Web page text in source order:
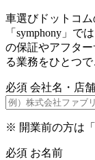
車選びドットコ
「symphony」で
の保証やアフタ
る業務をひとつ
必須 会社名・店
※ 開業前の方は
必須 お名前